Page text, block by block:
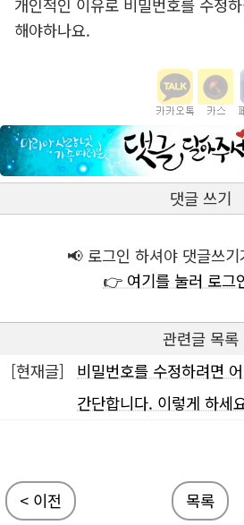
개인적인 이유로 비밀번호를 수정
해야하나요.
댓글 쓰기
📢 로그인 하셔야 댓글쓰
👉 여기를 눌러 로그
관련글 목록
[현재글]
비밀번호를 수정하려면
간단합니다. 이렇게 하세
< 이전 목록